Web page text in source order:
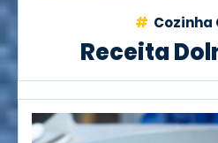
Cozinha
Receita